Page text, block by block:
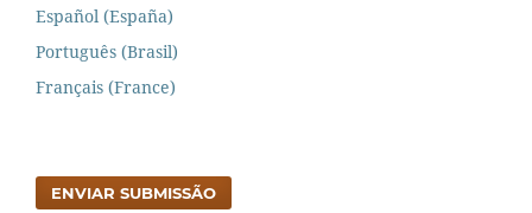
Español (España)
Português (Brasil)
Français (France)
ENVIAR SUBMISSÃO